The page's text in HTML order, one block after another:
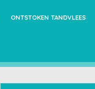
ONTSTOKEN TANDVLEES